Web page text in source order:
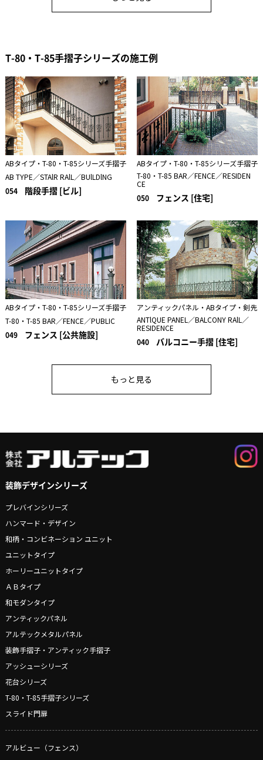
T-80・T-85手摺子シリーズの施工例
ABタイプ・T-80・T-85シリーズ手摺子
AB TYPE／STAlR RAlL／BUlLDlNG
054 階段手摺 [ビル]
ABタイプ・T-80・T-85シリーズ手摺子
T-80・T-85 BAR／FENCE／RESIDEN
CE
050 フェンス [住宅]
ABタイプ・T-80・T-85シリーズ手摺子
T-80・T-85 BAR／FENCE／PUBLIC
049 フェンス [公共施設]
アンティックパネル・ABタイプ・剣先
ANTlQUE PANEL／BALCONY RAlL／
RESIDENCE
040 バルコニー手摺 [住宅]
もっと見る
装飾デザインシリーズ
プレバインシリーズ
ハンマード・デザイン
和柄・コンビネーション ユニット
ユニットタイプ
ホーリーユニットタイプ
ＡＢタイプ
和モダンタイプ
アンティックパネル
アルテックメタルパネル
装飾手摺子・アンティック手摺子
アッシューシリーズ
花台シリーズ
T-80・T-85手摺子シリーズ
スライド門扉
アルビュー（フェンス）